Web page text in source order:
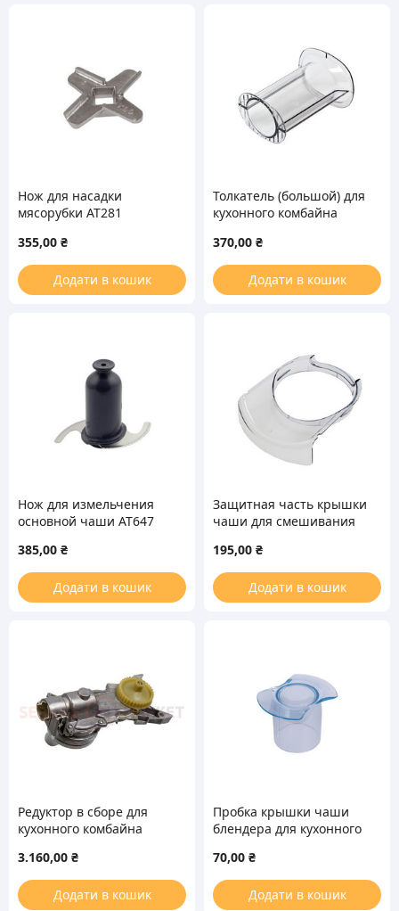
Нож для насадки
мясорубки AT281
Kenwood KW715696
355,00 ₴
Додати в кошик
Толкатель (большой) для
кухонного комбайна
370,00 ₴
Додати в кошик
Нож для измельчения
основной чаши AT647
Kenwood KW714237
385,00 ₴
Додати в кошик
Защитная часть крышки
чаши для смешивания
комбайна Kenwood
195,00 ₴
Додати в кошик
Редуктор в сборе для
кухонного комбайна
3.160,00 ₴
Додати в кошик
Пробка крышки чаши
блендера для кухонного
989939 (MS-5966905)
70,00 ₴
Додати в кошик